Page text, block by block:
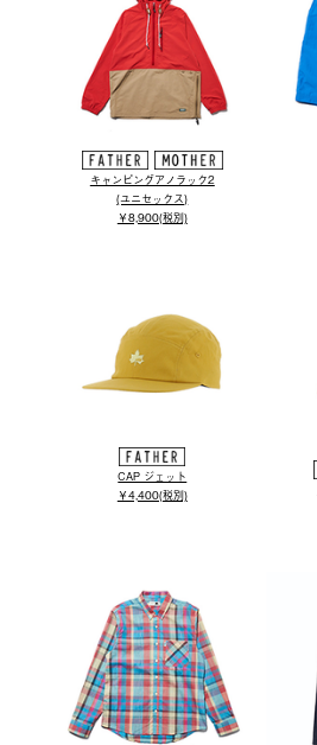
キャンピングアノラック2
(ユニセックス)
￥8,900(税別)
CAP ジェット
￥4,400(税別)